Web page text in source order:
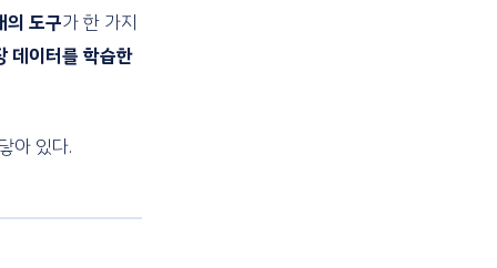
도구가 한 가지
데이터를 학습한
아 있다.